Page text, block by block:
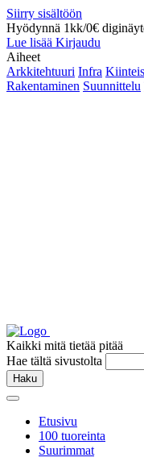
Siirry sisältöön
Hyödynnä 1kk/0€
Lue lisää Kirjaudu
Aiheet
Arkkitehtuuri Infra
Rakentaminen Suunnittelu
Kaikki mitä tietää pitää
Hae tältä sivustolta
Haku
Etusivu
100 tuoreinta
Suurimmat